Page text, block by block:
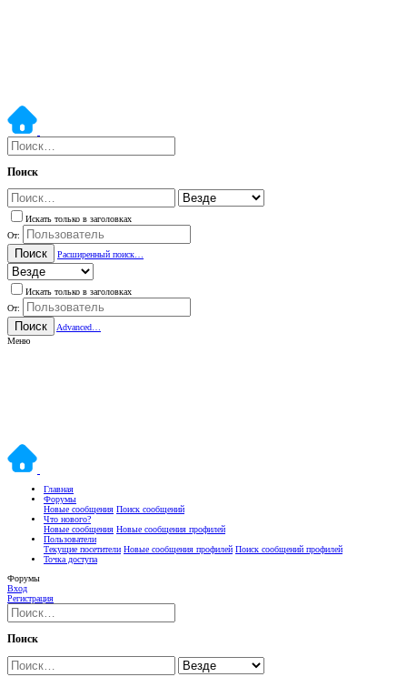
Поиск
Искать только в заголовках
От:
Поиск Расширенный поиск…
Искать только в заголовках
От:
Поиск
Advanced…
Меню
Главная
Форумы
Новые сообщения Поиск сообщений
Что нового?
Новые сообщения Новые сообщения профилей
Пользователи
Текущие посетители Новые сообщения профилей Поиск сообщений профилей
Точка доступа
Форумы
Вход
Регистрация
Поиск